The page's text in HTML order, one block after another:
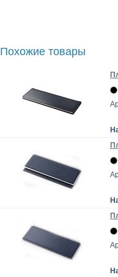
Похожие товары